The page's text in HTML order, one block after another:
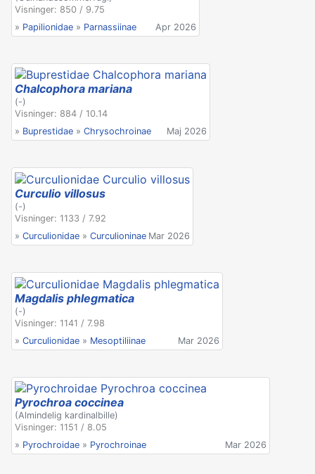
Visninger: 850 / 9.75
» Papilionidae » Parnassiinae Apr 2026
Chalcophora mariana
(-)
Visninger: 884 / 10.14
» Buprestidae » Chrysochroinae Maj 2026
Curculio villosus
(-)
Visninger: 1133 / 7.92
» Curculionidae » Curculioninae Mar 2026
Magdalis phlegmatica
(-)
Visninger: 1141 / 7.98
» Curculionidae » Mesoptiliinae Mar 2026
Pyrochroa coccinea
(Almindelig kardinalbille)
Visninger: 1151 / 8.05
» Pyrochroidae » Pyrochroinae Mar 2026